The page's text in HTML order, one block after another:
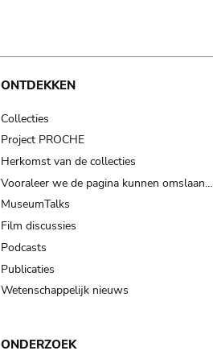
ONTDEKKEN
Collecties
Project PROCHE
Herkomst van de collecties
Vooraleer we de pagina kunnen omslaan…
MuseumTalks
Film discussies
Podcasts
Publicaties
Wetenschappelijk nieuws
ONDERZOEK